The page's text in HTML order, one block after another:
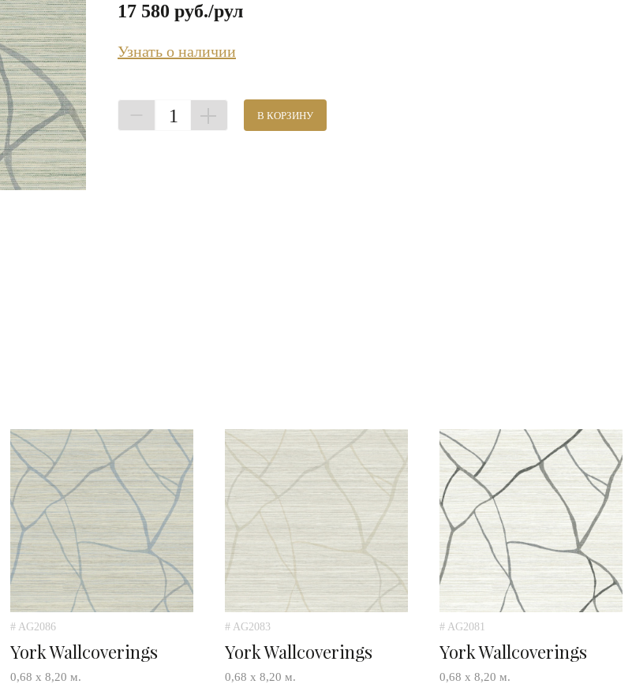
17 580 руб./рул
Узнать о наличии
1 В КОРЗИНУ
# AG2086
York Wallcoverings
0,68 х 8,20 м.
# AG2083
York Wallcoverings
0,68 х 8,20 м.
# AG2081
York Wallcoverings
0,68 х 8,20 м.